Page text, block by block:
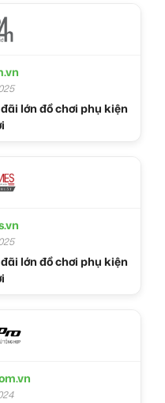
lớn đồ chơi phụ kiện
lớn đồ chơi phụ kiện